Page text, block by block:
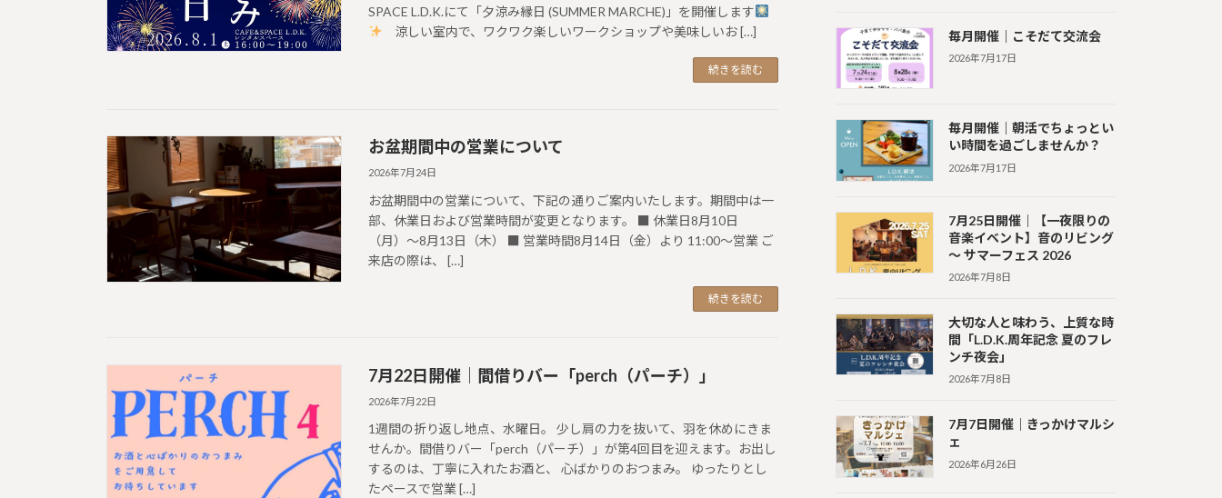
SPACE L.D.K.にて「夕涼み縁日 (SUMMER MARCHE)」を開催します
涼しい室内で、ワクワク楽しいワークショップや美味しいお […]
続きを読む
お盆期間中の営業について
2026年7月24日
お盆期間中の営業について、下記の通りご案内いたします。期間中は一
部、休業日および営業時間が変更となります。 ■ 休業日8月10日
（月）〜8月13日（木） ■ 営業時間8月14日（金）より 11:00〜営業 ご
来店の際は、 […]
続きを読む
7月22日開催｜間借りバー「perch（パーチ）」
2026年7月22日
1週間の折り返し地点、水曜日。 少し肩の力を抜いて、羽を休めにきま
せんか。⁡間借りバー「perch（パーチ）」が第4回目を迎えます。⁡お出し
するのは、丁寧に入れたお酒と、 心ばかりのおつまみ。 ゆったりとし
たペースで営業 […]
毎月開催｜こそだて交流会
2026年7月17日
毎月開催｜朝活でちょっとい
い時間を過ごしませんか？
2026年7月17日
7月25日開催｜【一夜限りの
音楽イベント】音のリビング
〜 サマーフェス 2026
2026年7月8日
大切な人と味わう、上質な時
間「L.D.K.周年記念 夏のフレ
ンチ夜会」
2026年7月8日
7月7日開催｜きっかけマルシ
ェ
2026年6月26日